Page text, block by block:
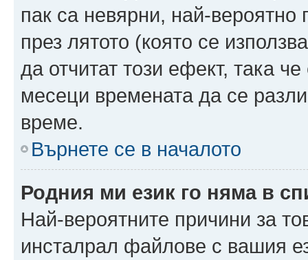
пак са невярни, най-
през лятото (която се
да отчитат този ефект, така
месеци времената да се
време.
Върнете се в началото
Родния ми език го няма в
Най-вероятните причини за
инсталрал файлове с вашия